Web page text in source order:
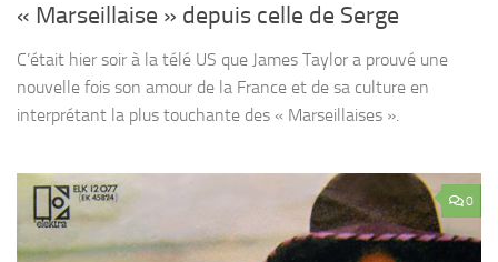
« Marseillaise » depuis celle de Serge
C’était hier soir à la télé US que James Taylor a prouvé une
nouvelle fois son amour de la France et de sa culture en
interprétant la plus touchante des « Marseillaises ».
0